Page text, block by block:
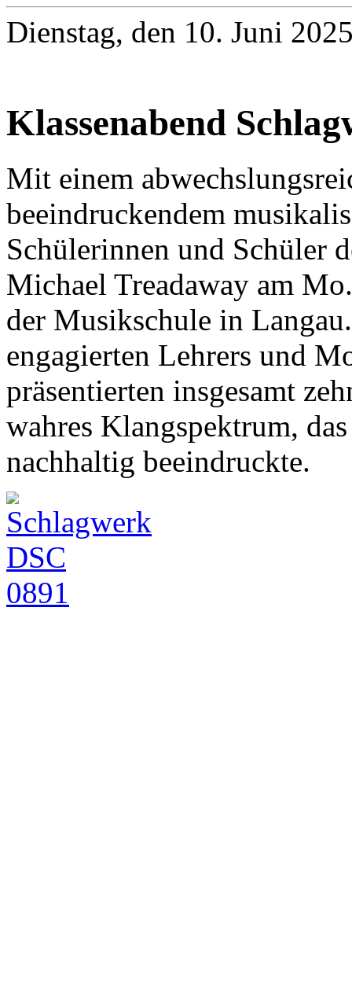
Dienstag, den 10. Juni
Klassenabend
Mit einem
beeindruckendem
Schülerinnen und Schüler
Michael Treadaway am
der Musikschule in
engagierten Lehrers und
präsentierten insgesamt
wahres Klangspektrum,
nachhaltig beeindruckte.